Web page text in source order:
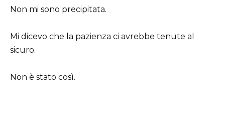
Non mi sono precipitata.
Mi dicevo che la pazienza ci avrebbe tenute al
sicuro.
Non è stato così.